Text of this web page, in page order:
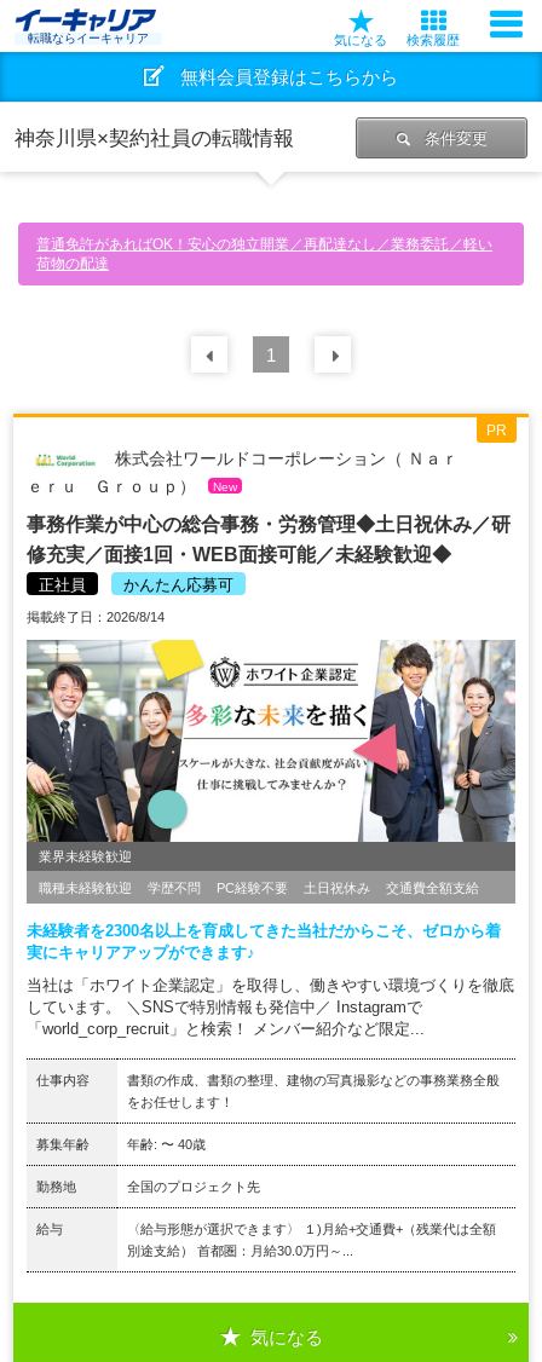
転職ならイーキャリア 気になる 検索履歴
無料会員登録はこちらから
神奈川県×契約社員の転職情報 条件変更
普通免許があればOK！安心の独立開業／再配達なし／業務委託／軽い
荷物の配達
前の 件
1
株式会社ワールドコーポレーション（ Ｎａｒ
ｅｒｕ Ｇｒｏｕｐ）
New
事務作業が中心の総合事務・労務管理◆土日祝休み／研
修充実／面接1回・WEB面接可能／未経験歓迎◆
正社員 かんたん応募可
掲載終了日：2026/8/14
業界未経験歓迎
職種未経験歓迎 学歴不問 PC経験不要 土日祝休み 交通費全額支給
未経験者を2300名以上を育成してきた当社だからこそ、ゼロから着
実にキャリアアップができます♪
当社は「ホワイト企業認定」を取得し、働きやすい環境づくりを徹底
しています。 ＼SNSで特別情報も発信中／ Instagramで
「world_corp_recruit」と検索！ メンバー紹介など限定...
仕事内容
書類の作成、書類の整理、建物の写真撮影などの事務業務全般
をお任せします！
募集年齢 年齢: 〜 40歳
勤務地 全国のプロジェクト先
給与
〈給与形態が選択できます〉 １)月給+交通費+（残業代は全額
別途支給） 首都圏：月給30.0万円～...
気になる
PR